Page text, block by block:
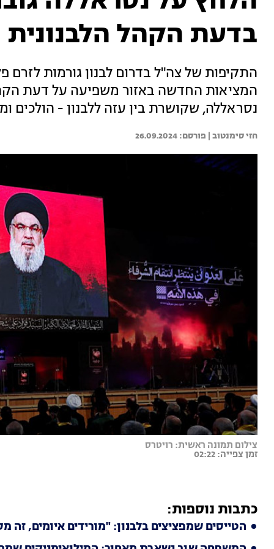
בדעת הקהל הלבנונית
התקיפות של צה"ל בדרום לבנון גורמות לזרם
המציאות החדשה באזור משפיעה על דעת
נסראללה, שקושרת בין עזה ללבנון - הולכים
חזי סימנטוב | 26.09.2024
צילום תמונה ראשית: רויטרס
זמן צפייה: 02:22
כתבות נוספות:
הטייסים שמפציצים בלבנון: "מורידים איומים, זה